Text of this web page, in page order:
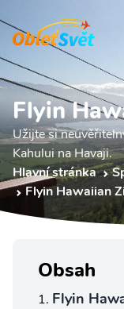
Flyin
Užijte si
Kahului na Havaji.
Hlavní stránka
Flyin Hawaiian
Obsah
Flyin